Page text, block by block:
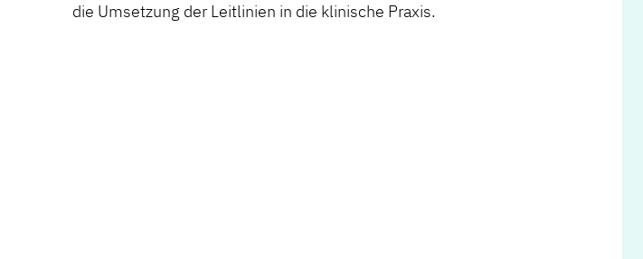
die Umsetzung der Leitlinien in die klinische Praxis.